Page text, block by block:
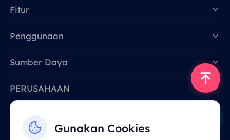
Gunakan Cookies
Fitur
Penggunaan
Sumber Daya
PERUSAHAAN
Email: support@smartproxy.org